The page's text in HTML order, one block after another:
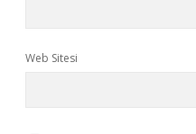
Web Sitesi